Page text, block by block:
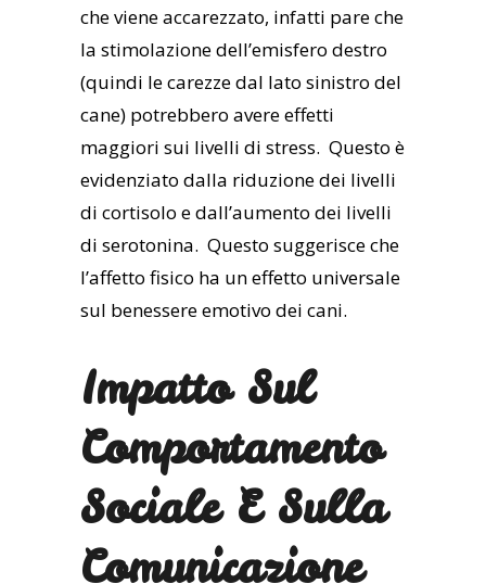
che viene accarezzato, infatti pare che
la stimolazione dell’emisfero destro
(quindi le carezze dal lato sinistro del
cane) potrebbero avere effetti
maggiori sui livelli di stress. Questo è
evidenziato dalla riduzione dei livelli
di cortisolo e dall’aumento dei livelli
di serotonina. Questo suggerisce che
l’affetto fisico ha un effetto universale
sul benessere emotivo dei cani.
Impatto Sul
Comportamento
Sociale E Sulla
Comunicazione